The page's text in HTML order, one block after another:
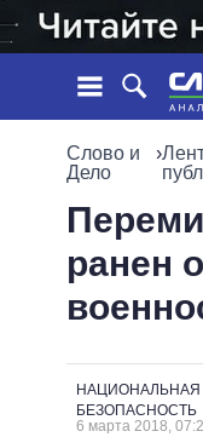
ЛЕНТА
СОБЫТИЯ
СТАТЬИ
МНЕНИЯ
ДАЙДЖЕСТЫ
ВСЕ
ВЕРХОВНАЯ
КАБИНЕТ
Слово и
Дело
›
ранен
НАЦИОНАЛЬНАЯ
БЕЗОПАСНОСТЬ
6 марта 2018,